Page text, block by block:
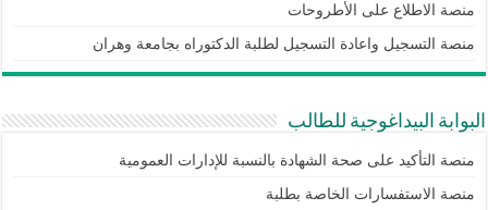
منصة الاطلاع على الأطروحات
منصة التسجيل واعادة التسجيل لطلبة الدكتوراه بجامعة وهران
البوابة البيداغوجية للطالب
منصة التأكيد على صحة الشهادة بالنسبة للإدارات العمومية
منصة الاستفسارات الخاصة بطلبة